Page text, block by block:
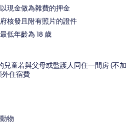
現金做為雜費的押金
核發且附有照片的證件
低年齡為 18 歲
兒童若與父母或監護人同住一間房 (不加
外住宿費
物